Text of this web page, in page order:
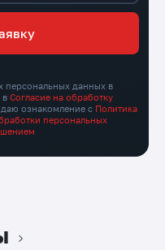
персональных данных в
в Согласие на обработку
ознакомление с Политика
персональных